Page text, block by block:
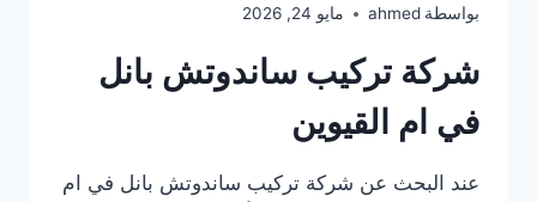
بواسطة ahmed مايو 24, 2026
شركة تركيب ساندوتش بانل
في ام القيوين
عند البحث عن شركة تركيب ساندوتش بانل في ام